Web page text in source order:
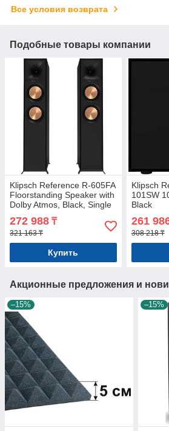
Все условия возврата
Подобные товары компании
Klipsch Reference R-605FA
Floorstanding Speaker with
Dolby Atmos, Black, Single
272 988 ₸
321 163 ₸
Купить
Klipsch
101SW
Black
261
308 218 ₸
Акционные предложения и
–15% –15%